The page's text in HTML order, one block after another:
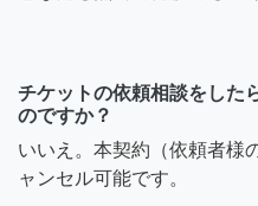
チケットの依頼相談をした
のですか？
いいえ。本契約（依頼者様
ャンセル可能です。